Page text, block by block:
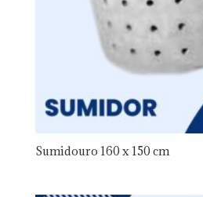
Sumidouro 160 x 150 cm